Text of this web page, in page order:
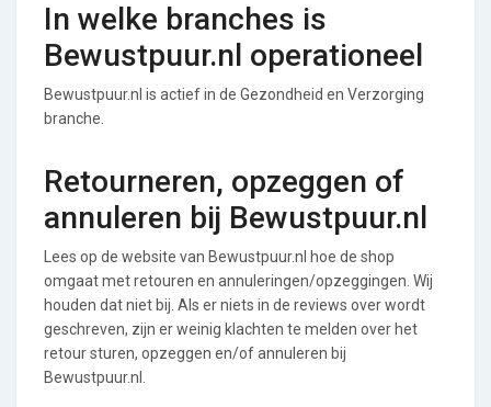
In welke branches is
Bewustpuur.nl operationeel
Bewustpuur.nl is actief in de Gezondheid en Verzorging
branche.
Retourneren, opzeggen of
annuleren bij Bewustpuur.nl
Lees op de website van Bewustpuur.nl hoe de shop
omgaat met retouren en annuleringen/opzeggingen. Wij
houden dat niet bij. Als er niets in de reviews over wordt
geschreven, zijn er weinig klachten te melden over het
retour sturen, opzeggen en/of annuleren bij
Bewustpuur.nl.